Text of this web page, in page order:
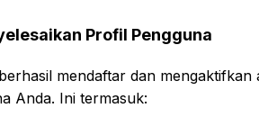
Profil Pengguna
mendaftar dan
Anda. Ini termasuk: